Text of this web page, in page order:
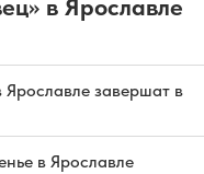
в Ярославле
завершат в
в Ярославле